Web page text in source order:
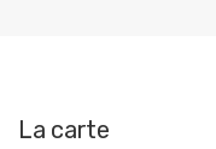
La carte